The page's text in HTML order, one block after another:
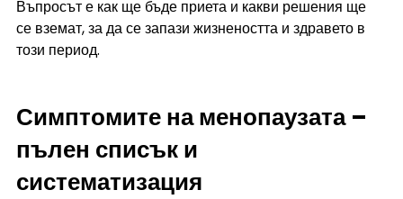
Въпросът е как ще бъде приета и какви решения ще
се вземат, за да се запази жизнеността и здравето в
този период.
Симптомите на менопаузата –
пълен списък и
систематизация